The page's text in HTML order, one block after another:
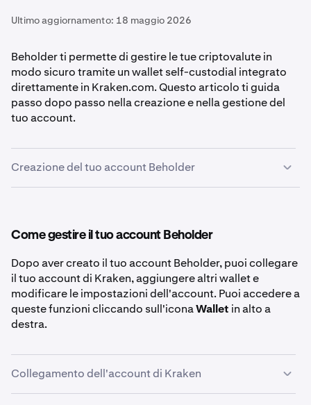
Ultimo aggiornamento: 18 maggio 2026
Beholder ti permette di gestire le tue criptovalute in
modo sicuro tramite un wallet self-custodial integrato
direttamente in Kraken.com. Questo articolo ti guida
passo dopo passo nella creazione e nella gestione del
tuo account.
Creazione del tuo account Beholder
2 Clicca il pulsanteConnectin alto a destra nella
3
Seleziona il metodo che preferisci per creare un
account Beholder. I metodi disponibili sono: email,
Come gestire il tuo account Beholder
Dopo aver creato il tuo account Beholder, puoi collegare
il tuo account di Kraken, aggiungere altri wallet e
modificare le impostazioni dell'account. Puoi accedere a
queste funzioni cliccando sull'iconaWallet in alto a
destra.
Collegamento dell'account di Kraken